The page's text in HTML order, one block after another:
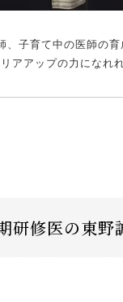
、子育て中の医師の
アアップの力になれ
研修医の東野